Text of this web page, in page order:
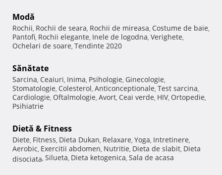
Modă
Rochii, Rochii de seara, Rochii de mireasa, Costume de baie,
Pantofi, Rochii elegante, Inele de logodna, Verighete,
Ochelari de soare, Tendinte 2020
Sănătate
Sarcina, Ceaiuri, Inima, Psihologie, Ginecologie,
Stomatologie, Colesterol, Anticonceptionale, Test sarcina,
Cardiologie, Oftalmologie, Avort, Ceai verde, HIV, Ortopedie,
Psihiatrie
Dietă & Fitness
Diete, Fitness, Dieta Dukan, Relaxare, Yoga, Intretinere,
Aerobic, Exercitii abdomen, Nutritie, Dieta de slabit, Dieta
disociata, Silueta, Dieta ketogenica, Sala de acasa